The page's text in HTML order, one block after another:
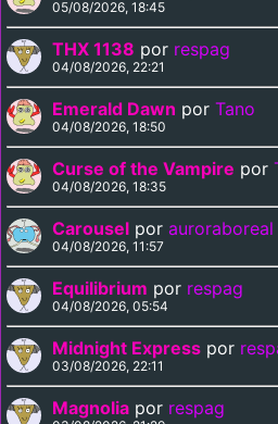
05/08/2026, 18:45
THX 1138 por respag
04/08/2026, 22:21
Emerald Dawn por Tano
04/08/2026, 18:50
Curse of the Vampire por
04/08/2026, 18:35
Carousel por auroraboreal
04/08/2026, 11:57
Equilibrium por respag
04/08/2026, 05:54
Midnight Express por
03/08/2026, 22:11
Magnolia por respag